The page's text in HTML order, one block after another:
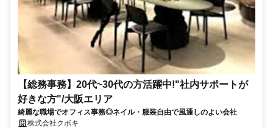
【総務事務】20代~30代の方活躍中!"社内サポートが
好きな方"/大阪エリア
綺麗な職場でオフィス事務◎ネイル・服装自由で風通しのよい会社
株式会社クボキ